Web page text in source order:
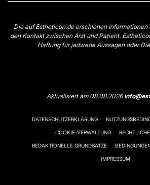
Die auf Estheticon.de erschienen Informationen
den Kontakt zwischen Arzt und Patient.
Haftung für jedwede Aussagen oder
Aktualisiert am 08.08.2026
DATENSCHUTZERKLÄRUNG
COOKIE-VERWALTUNG
REDAKTIONELLE GRUNDSÄTZE
IMPRESSUM